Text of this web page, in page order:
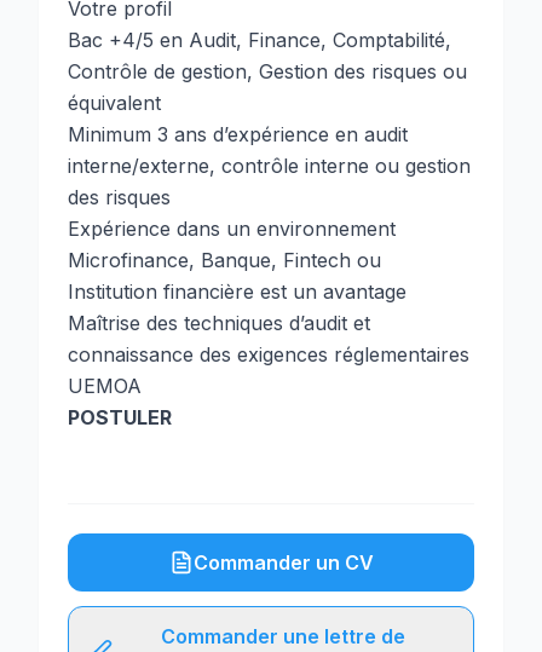
Votre profil
Bac +4/5 en Audit, Finance, Comptabilité,
Contrôle de gestion, Gestion des risques ou
équivalent
Minimum 3 ans d’expérience en audit
interne/externe, contrôle interne ou gestion
des risques
Expérience dans un environnement
Microfinance, Banque, Fintech ou
Institution financière est un avantage
Maîtrise des techniques d’audit et
connaissance des exigences réglementaires
UEMOA
POSTULER
Commander un CV
Commander une lettre de